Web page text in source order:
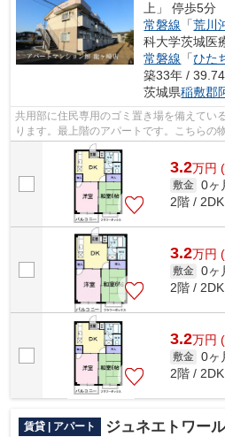
上」 停歩5分
常磐線 「荒川
科大学茨城医
常磐線 「ひた
築33年 /
茨城県稲敷郡
共用部に住民専用のゴミ置き場を備えてい
ります。最上階のアパートです。こちらの
であれば、現金が手元になくてもお支...
3.2万円
敷金 0ヶ
2階 /
3.2万円
敷金 0ヶ
2階 /
3.2万円
敷金 0ヶ
2階 /
賃貸 | アパート ジュネエトワー